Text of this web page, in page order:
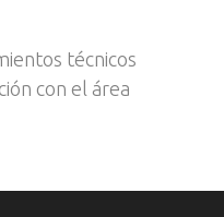
técnicos
con el área